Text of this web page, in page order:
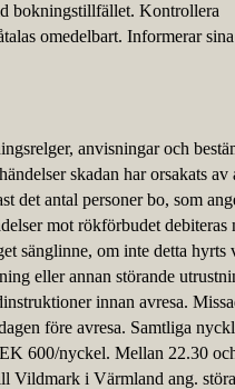
bokningstillfället. Kontrollera
omedelbart. Informerar sina
anvisningar och
skadan har orsakats av
det antal personer bo, som
mot rökförbudet debiteras
sänglinne, om inte detta hyrts
eller annan störande
innan avresa.
före avresa. Samtliga
600/nyckel. Mellan 22.30
Vildmark i Värmland ang.